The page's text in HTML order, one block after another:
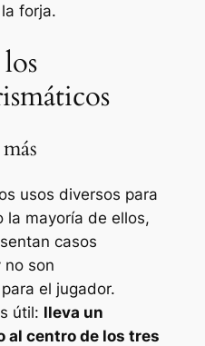
forja.
usos diversos para
la mayoría de ellos,
casos
no son
el jugador.
útil: lleva un
centro de los tres